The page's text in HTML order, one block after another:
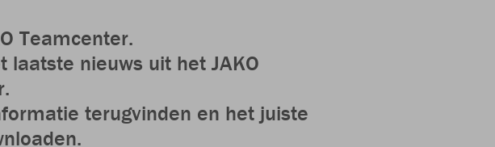
Teamcenter.
laatste nieuws uit het JAKO
terugvinden en het juiste